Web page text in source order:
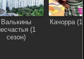
Валькины
(1
сезон)
Качорра (1